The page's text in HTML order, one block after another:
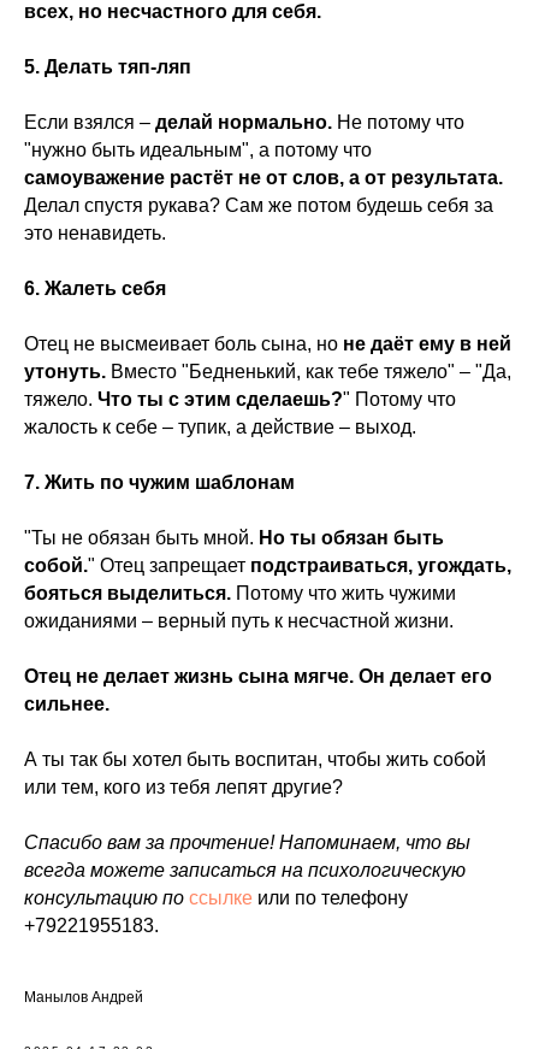
всех, но несчастного для себя.
5. Делать тяп-ляп
Если взялся – делай нормально. Не потому что
"нужно быть идеальным", а потому что
самоуважение растёт не от слов, а от результата.
Делал спустя рукава? Сам же потом будешь себя за
это ненавидеть.
6. Жалеть себя
Отец не высмеивает боль сына, но не даёт ему в ней
утонуть. Вместо "Бедненький, как тебе тяжело" – "Да,
тяжело. Что ты с этим сделаешь?" Потому что
жалость к себе – тупик, а действие – выход.
7. Жить по чужим шаблонам
"Ты не обязан быть мной. Но ты обязан быть
собой." Отец запрещает подстраиваться, угождать,
бояться выделиться. Потому что жить чужими
ожиданиями – верный путь к несчастной жизни.
Отец не делает жизнь сына мягче. Он делает его
сильнее.
А ты так бы хотел быть воспитан, чтобы жить собой
или тем, кого из тебя лепят другие?
Спасибо вам за прочтение! Напоминаем, что вы
всегда можете записаться на психологическую
консультацию по ссылке или по телефону
+79221955183.
Манылов Андрей